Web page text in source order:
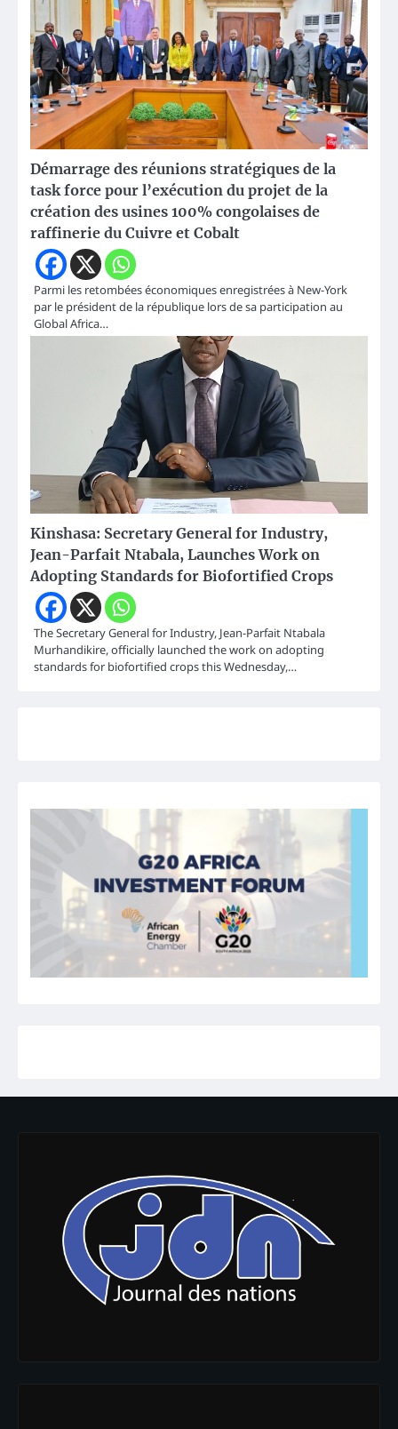
Démarrage des réunions stratégiques de la
task force pour l’exécution du projet de la
création des usines 100% congolaises de
raffinerie du Cuivre et Cobalt
Parmi les retombées économiques enregistrées à New-York
par le président de la république lors de sa participation au
Global Africa…
Kinshasa: Secretary General for Industry,
Jean-Parfait Ntabala, Launches Work on
Adopting Standards for Biofortified Crops
The Secretary General for Industry, Jean-Parfait Ntabala
Murhandikire, officially launched the work on adopting
standards for biofortified crops this Wednesday,…